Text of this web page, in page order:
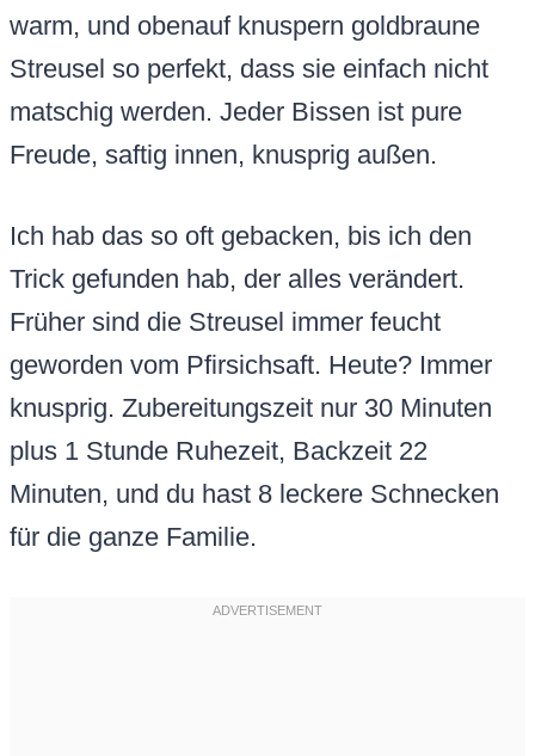
warm, und obenauf knuspern goldbraune
Streusel so perfekt, dass sie einfach nicht
matschig werden. Jeder Bissen ist pure
Freude, saftig innen, knusprig außen.
Ich hab das so oft gebacken, bis ich den
Trick gefunden hab, der alles verändert.
Früher sind die Streusel immer feucht
geworden vom Pfirsichsaft. Heute? Immer
knusprig. Zubereitungszeit nur 30 Minuten
plus 1 Stunde Ruhezeit, Backzeit 22
Minuten, und du hast 8 leckere Schnecken
für die ganze Familie.